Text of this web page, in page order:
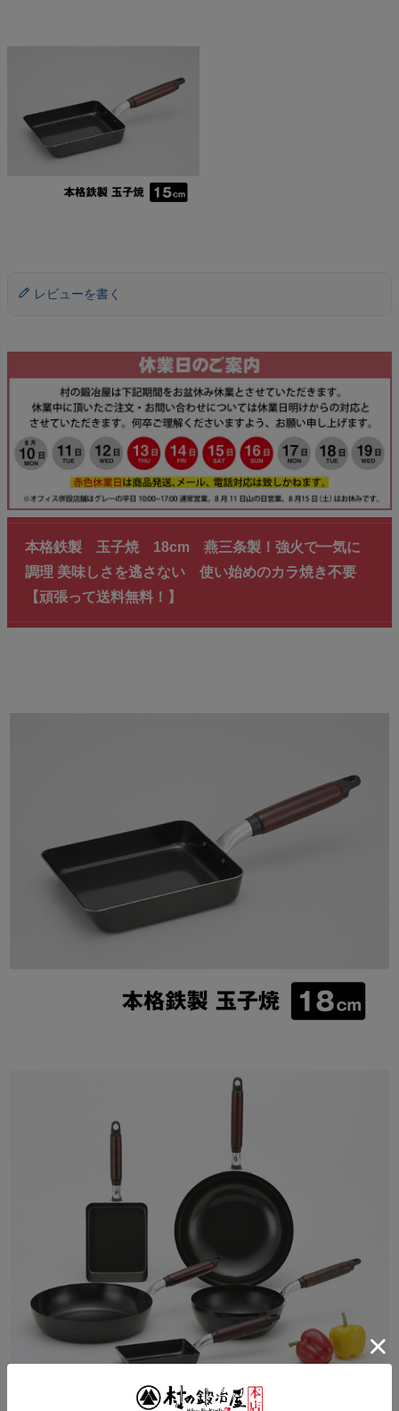
レビューを書く
本格鉄製 玉子焼 18cm 燕三条製！強火で一気に
調理 美味しさを逃さない 使い始めのカラ焼き不要
【頑張って送料無料！】